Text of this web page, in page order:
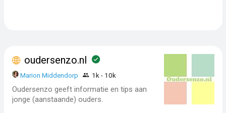
oudersenzo.nl
Marion Middendorp 1k - 10k
Oudersenzo geeft informatie en tips aan
jonge (aanstaande) ouders.